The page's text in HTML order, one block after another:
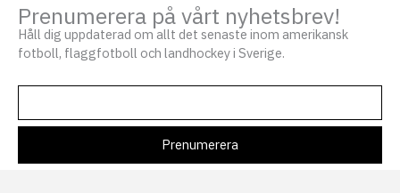
Prenumerera på vårt nyhetsbrev!
Håll dig uppdaterad om allt det senaste inom amerikansk
fotboll, flaggfotboll och landhockey i Sverige.